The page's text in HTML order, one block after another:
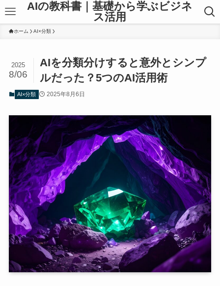
AIの教科書｜基礎から学ぶビジネ
ス活用
ホーム AI×分類
AIを分類分けすると意外とシンプ
ルだった？5つのAI活用術
2025
8/06
AI×分類 2025年8月6日